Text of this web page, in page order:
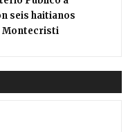
seis haitianos
Montecristi